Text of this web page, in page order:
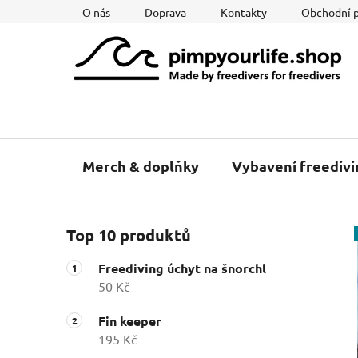
O nás Doprava Kontakty Obchodní
Merch & doplňky Vybavení
o
s
t
a
Top 10 produktů
Freediving úchyt na šnorchl
50 Kč
Fin keeper
195 Kč